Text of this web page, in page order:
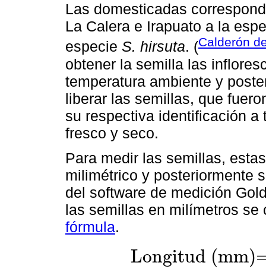
Las domesticadas
La Calera e Irapuato a la
especie S. hirsuta. (Calderón
obtener la semilla las
temperatura ambiente y
liberar las semillas, que
su respectiva identificación a
fresco y seco.
Para medir las semillas,
milimétrico y posteriormente
del software de medición
las semillas en milímetros se
fórmula.
Longitud
Longitud (mm)=medida de la